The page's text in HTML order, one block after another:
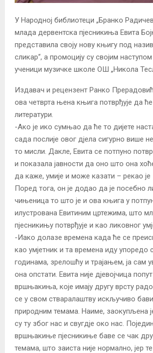
У Народној библиотеци „Бранко
млада дервентска пјесникиња Евита
представила своју нову књигу под
сликар“, а промоцију су својим
ученици музичке школе ОШ „Никола
Издавач и рецензент Ранко
ова четврта њена књига потврђује да
литератури.
-Ако је ико сумњао да ће то дијете
сада послије овог дјела сигурно више
то мисли. Дакле, Евита се потпуно
и показала јавности да оно што она
да каже, умије и може казати – рекао
Поред тога, он је додао да је посебно
чињеница то што је и ова књига у
илустрована Евитиним цртежима, што
пјесникињу потврђује и као ликовног
-Иако долазе времена када ће се
као умјетник и та времена иду упоредо
годинама, зрелошћу и трајањем, ја сам
она опстати. Евита није дјевојчица
вршњакиња, које имају другу врсту
се у свом стваралаштву искључиво
природним темама. Наиме, заокупљена
су ту због нас и свугдје око нас.
вршњакиње пјесникиње баве се чак
темама, што заиста није нормално, јер